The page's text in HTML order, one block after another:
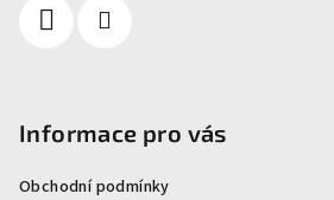
Informace pro vás
Obchodní podmínky